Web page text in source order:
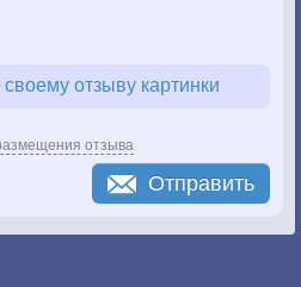
отзыву картинки
отзыва
Отправить